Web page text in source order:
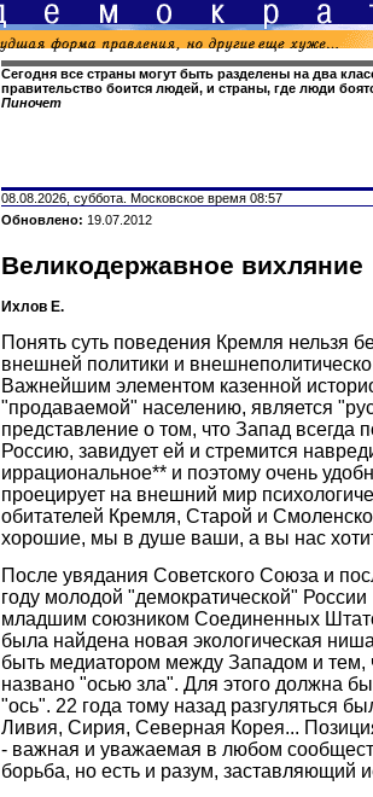
Сегодня все страны могут быть разделены на два
правительство боится людей, и страны, где люди
Пиночет
08.08.2026, суббота. Московское время 08:57
Обновлено: 19.07.2012
Великодержавное вихляние
Ихлов Е.
Понять суть поведения Кремля нельзя
внешней политики и
Важнейшим элементом казенной
"продаваемой" населению, является
представление о том, что Запад всегда
Россию, завидует ей и стремится
иррациональное** и поэтому очень
проецирует на внешний мир
обитателей Кремля, Старой и
хорошие, мы в душе ваши, а вы нас
После увядания Советского Союза и
году молодой "демократической"
младшим союзником Соединенных
была найдена новая экологическая
быть медиатором между Западом и тем,
названо "осью зла". Для этого должна
"ось". 22 года тому назад разгуляться
Ливия, Сирия, Северная Корея...
- важная и уважаемая в любом
борьба, но есть и разум, заставляющий